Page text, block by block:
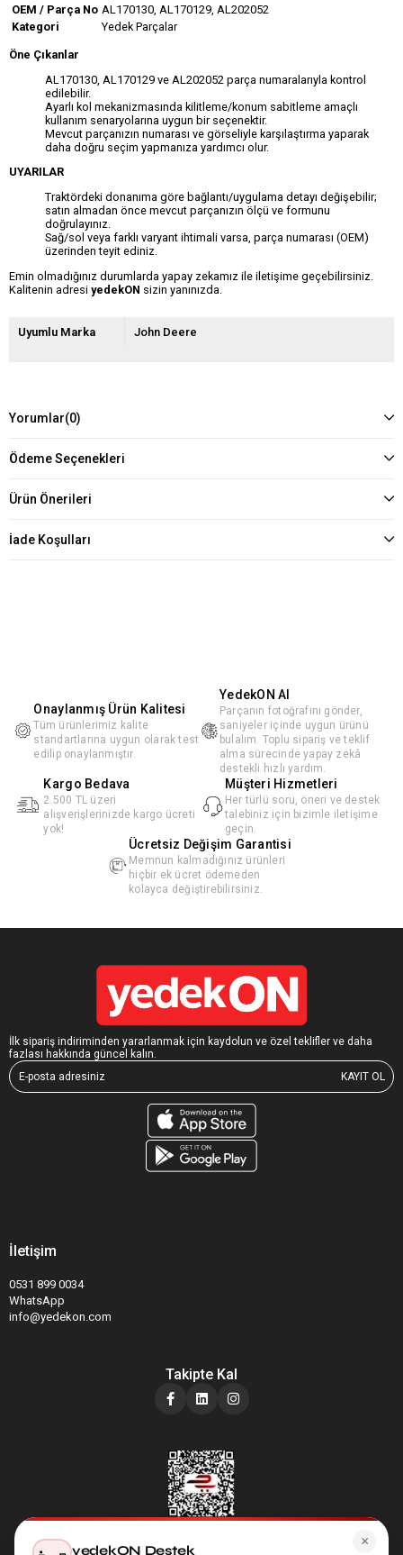
OEM / Parça No AL170130, AL170129, AL202052
Kategori
Yedek Parçalar
Öne Çıkanlar
AL170130, AL170129 ve AL202052 parça numaralarıyla kontrol
edilebilir.
Ayarlı kol mekanizmasında kilitleme/konum sabitleme amaçlı
kullanım senaryolarına uygun bir seçenektir.
Mevcut parçanızın numarası ve görseliyle karşılaştırma yaparak
daha doğru seçim yapmanıza yardımcı olur.
UYARILAR
Traktördeki donanıma göre bağlantı/uygulama detayı değişebilir;
satın almadan önce mevcut parçanızın ölçü ve formunu
doğrulayınız.
Sağ/sol veya farklı varyant ihtimali varsa, parça numarası (OEM)
üzerinden teyit ediniz.
Emin olmadığınız durumlarda yapay zekamız ile iletişime geçebilirsiniz.
Kalitenin adresi yedekON sizin yanınızda.
Uyumlu Marka John Deere
Yorumlar(0)
Ödeme Seçenekleri
Ürün Önerileri
İade Koşulları
Onaylanmış Ürün Kalitesi
Tüm ürünlerimiz kalite
standartlarına uygun olarak test
edilip onaylanmıştır.
YedekON AI
Parçanın fotoğrafını gönder,
saniyeler içinde uygun ürünü
bulalım. Toplu sipariş ve teklif
alma sürecinde yapay zekâ
destekli hızlı yardım.
Kargo Bedava
2.500 TL üzeri
alışverişlerinizde kargo ücreti
yok!
Müşteri Hizmetleri
Her türlü soru, öneri ve destek
talebiniz için bizimle iletişime
geçin.
Ücretsiz Değişim Garantisi
Memnun kalmadığınız ürünleri
hiçbir ek ücret ödemeden
kolayca değiştirebilirsiniz.
İlk sipariş indiriminden yararlanmak için kaydolun ve özel teklifler ve daha
fazlası hakkında güncel kalın.
KAYIT OL
İletişim
0531 899 0034
WhatsApp
info@yedekon.com
Takipte Kal
×
yedekON Destek